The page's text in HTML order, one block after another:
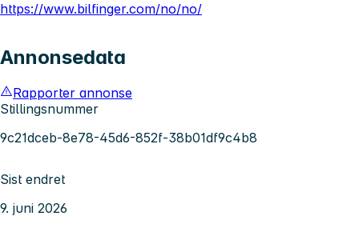
https://www.bilfinger.com/no/no/
Annonsedata
Rapporter annonse
Stillingsnummer
9c21dceb-8e78-45d6-852f-38b01df9c4b8
Sist endret
9. juni 2026